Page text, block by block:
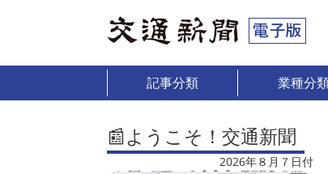
記事分類 業種分
📰ようこそ！交通新聞
2026年８月７日付